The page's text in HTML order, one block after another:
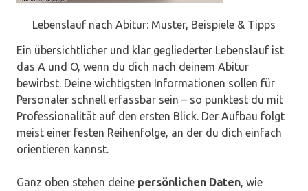
Lebenslauf nach Abitur: Muster, Beispiele & Tipps
Ein übersichtlicher und klar gegliederter Lebenslauf ist
das A und O, wenn du dich nach deinem Abitur
bewirbst. Deine wichtigsten Informationen sollen für
Personaler schnell erfassbar sein – so punktest du mit
Professionalität auf den ersten Blick. Der Aufbau folgt
meist einer festen Reihenfolge, an der du dich einfach
orientieren kannst.
Ganz oben stehen deine persönlichen Daten , wie